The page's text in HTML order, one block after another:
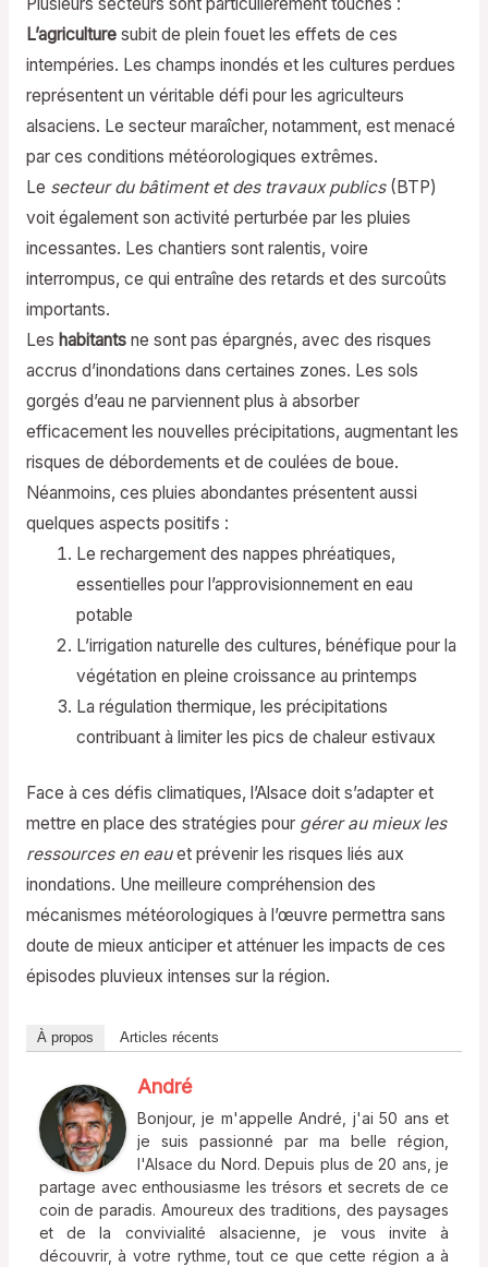
L’agriculturesubit de plein fouet les effets de ces
intempéries. Les champs inondés et les cultures perdues
représentent un véritable défi pour les agriculteurs
alsaciens. Le secteur maraîcher, notamment, est menacé
par ces conditions météorologiques extrêmes.
Le secteur du bâtiment et des travaux publics(BTP)
voit également son activité perturbée par les pluies
incessantes. Les chantiers sont ralentis, voire
interrompus, ce qui entraîne des retards et des surcoûts
importants.
Les habitantsne sont pas épargnés, avec des risques
accrus d’inondations dans certaines zones. Les sols
gorgés d’eau ne parviennent plus à absorber
efficacement les nouvelles précipitations, augmentant les
risques de débordements et de coulées de boue.
Néanmoins, ces pluies abondantes présentent aussi
quelques aspects positifs :
Le rechargement des nappes phréatiques,
essentielles pour l’approvisionnement en eau
potable
L’irrigation naturelle des cultures, bénéfique pour la
végétation en pleine croissance au printemps
La régulation thermique, les précipitations
contribuant à limiter les pics de chaleur estivaux
Face à ces défis climatiques, l’Alsace doit s’adapter et
mettre en place des stratégies pour gérer au mieux les
ressources en eauet prévenir les risques liés aux
inondations. Une meilleure compréhension des
mécanismes météorologiques à l’œuvre permettra sans
doute de mieux anticiper et atténuer les impacts de ces
épisodes pluvieux intenses sur la région.
À propos Articles récents
André
Bonjour, je m'appelle André, j'ai 50 ans et
je suis passionné par ma belle région,
l'Alsace du Nord. Depuis plus de 20 ans, je
partage avec enthousiasme les trésors et secrets de ce
coin de paradis. Amoureux des traditions, des paysages
et de la convivialité alsacienne, je vous invite à
découvrir, à votre rythme, tout ce que cette région a à